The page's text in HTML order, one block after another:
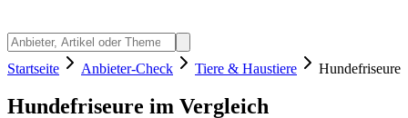
Startseite Anbieter-Check Tiere & Haustiere Hundefriseure
Hundefriseure im Vergleich